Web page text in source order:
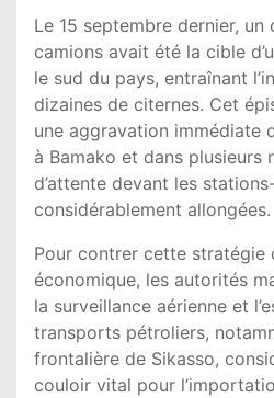
Le 15 septembre dernier,
camions avait été la cible
le sud du pays, entraînant
dizaines de citernes. Cet
une aggravation immédiate
à Bamako et dans plusieurs
d’attente devant les
considérablement allongées.
Pour contrer cette stratégie
économique, les autorités
la surveillance aérienne et
transports pétroliers,
frontalière de Sikasso,
couloir vital pour